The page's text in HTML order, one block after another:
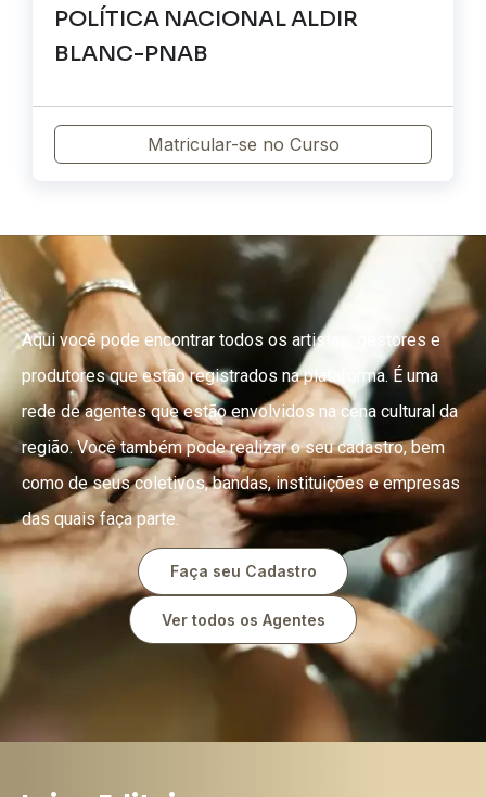
POLÍTICA NACIONAL ALDIR
BLANC-PNAB
Matricular-se no Curso
Aqui você pode encontrar todos os artistas, gestores e
produtores que estão registrados na plataforma. É uma
rede de agentes que estão envolvidos na cena cultural da
região. Você também pode realizar o seu cadastro, bem
como de seus coletivos, bandas, instituições e empresas
das quais faça parte.
Faça seu Cadastro
Ver todos os Agentes